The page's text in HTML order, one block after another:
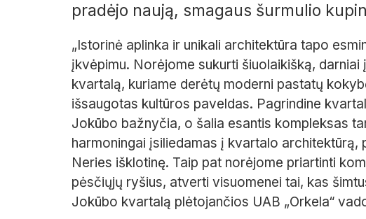
pradėjo naują, smagaus šurmulio
„Istorinė aplinka ir unikali architektūra tapo
įkvėpimu. Norėjome sukurti šiuolaikišką,
kvartalą, kuriame derėtų moderni pastatų
išsaugotas kultūros paveldas. Pagrindine
Jokūbo bažnyčia, o šalia esantis kompleksas
harmoningai įsiliedamas į kvartalo
Neries išklotinę. Taip pat norėjome priartinti
pėsčiųjų ryšius, atverti visuomenei tai, kas
Jokūbo kvartalą plėtojančios UAB „Orkela“